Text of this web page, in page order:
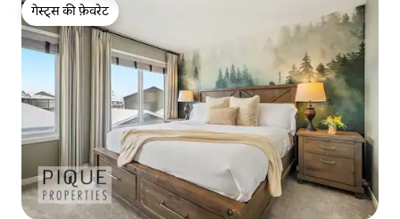
गेस्ट्स की फ़ेवरेट
गेस्ट्स की फ़ेवरेट